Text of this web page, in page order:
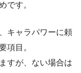
です。
キャラパワーに頼
項目。
すが、ない場合は